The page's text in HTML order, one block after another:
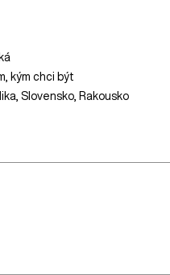
kým chci být
,Slovensko, Rakousko